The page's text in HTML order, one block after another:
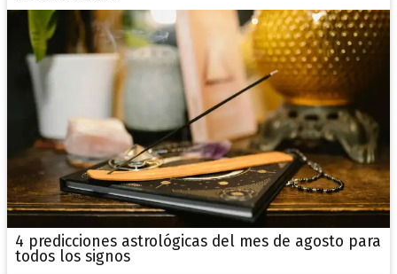
4 predicciones astrológicas del mes de agosto para
todos los signos